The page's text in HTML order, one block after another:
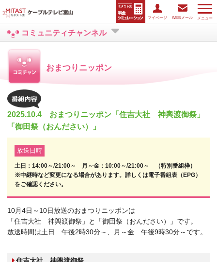
メニュー
マイページ WEBメール
コミュニティチャンネル
おまつりニッポン
2025.10.4 おまつりニッポン「住吉大社 神輿渡御祭」
「御田祭（おんださい）」
放送日時
土日：14:00～/21:00～ 月～金：10:00～/21:00～ （特別番組枠）
※中継時など変更になる場合があります。詳しくは電子番組表（EPG）
をご確認ください。
10月4日～10日放送のおまつりニッポンは
「住吉大社 神輿渡御祭」と「御田祭（おんださい）」です。
放送時間は土日 午後2時30分～、月～金 午後9時30分～です。